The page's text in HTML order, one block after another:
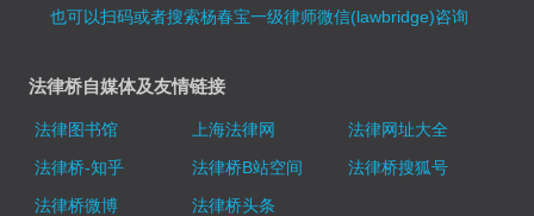
也可以扫码或者搜索杨春宝一级律师微信(lawbridge)咨询
法律桥自媒体及友情链接
法律图书馆 上海法律网
法律网址大全
法律桥-知乎
法律桥B站空间
法律桥搜狐号
法律桥微博
法律桥头条